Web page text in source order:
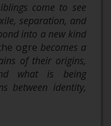
come to see
separation, and
into a new kind
ogre becomes a
of their origins,
what is being
between identity,